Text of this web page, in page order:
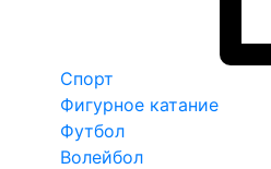
Спорт
Фигурное катание
Футбол
Волейбол